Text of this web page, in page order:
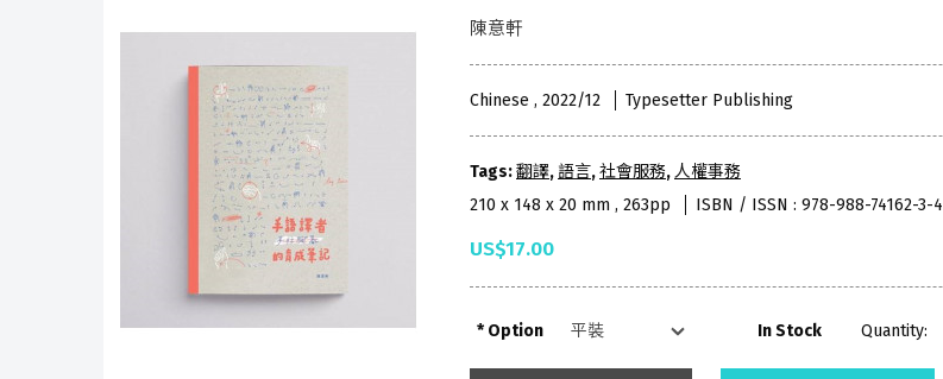
陳意軒
Chinese , 2022/12 Typesetter Publishing
Tags:翻譯, 語言,社會服務,人權事務
210 x 148 x 20 mm , 263pp
ISBN / ISSN : 978-988-74162-3-4
US$17.00
Option In Stock Quantity: